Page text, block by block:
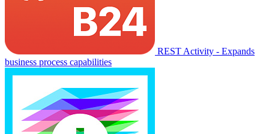
REST Activity - Expands
business process capabilities